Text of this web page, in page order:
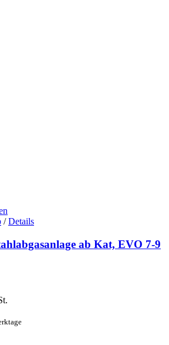
/ Details
ab Kat, EVO 7-9